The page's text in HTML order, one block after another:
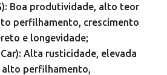
Boa produtividade, alto teor
perfilhamento, crescimento
e longevidade;
Alta rusticidade, elevada
perfilhamento,